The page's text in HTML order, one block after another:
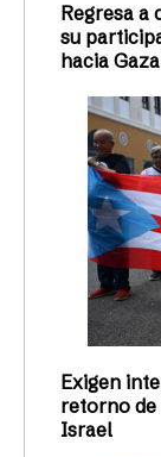
La
Trabajadora
profesora
Redacción